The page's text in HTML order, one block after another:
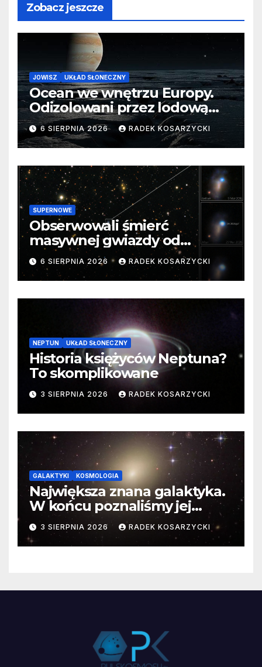
Zobacz jeszcze
JOWISZ UKŁAD SŁONECZNY
Ocean we wnętrzu Europy.
Odizolowani przez lodową
barierę
6 SIERPNIA 2026 RADEK KOSARZYCKI
SUPERNOWE
Obserwowali śmierć
masywnej gwiazdy od
samego początku. Niezwykle
cenne dane
6 SIERPNIA 2026 RADEK KOSARZYCKI
NEPTUN UKŁAD SŁONECZNY
Historia księżyców Neptuna?
To skomplikowane
3 SIERPNIA 2026 RADEK KOSARZYCKI
GALAKTYKI KOSMOLOGIA
Największa znana galaktyka.
W końcu poznaliśmy jej
faktyczne wymiary
3 SIERPNIA 2026 RADEK KOSARZYCKI